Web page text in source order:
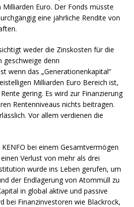
Euro. Der Fonds müsste
eine jährliche Rendite von
weder die Zinskosten für die
geschweige denn
wenn das „Generationenkapital“
Milliarden Euro Bereich ist,
gering. Es wird zur Finanzierung
Rentenniveaus nichts beitragen.
Vor allem verdienen die
bei einem Gesamtvermögen
Verlust von mehr als drei
wurde ins Leben gerufen, um
der Endlagerung von Atommüll zu
in global aktive und passive
bei Finanzinvestoren wie Blackrock,